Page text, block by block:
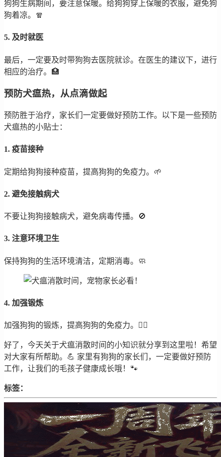
狗狗生病期间，要注意保暖。给狗狗穿上保暖的衣服，避免狗
狗着凉。🧣
5. 及时就医
最后，一定要及时带狗狗去医院就诊。在医生的建议下，进行
相应的治疗。🏥
预防犬瘟热，从点滴做起
预防胜于治疗，家长们一定要做好预防工作。以下是一些预防
犬瘟热的小贴士：
1. 疫苗接种
定期给狗狗接种疫苗，提高狗狗的免疫力。🌱
2. 避免接触病犬
不要让狗狗接触病犬，避免病毒传播。🚫
3. 注意环境卫生
保持狗狗的生活环境清洁，定期消毒。🧼
4. 加强锻炼
加强狗狗的锻炼，提高狗狗的免疫力。🏋️‍♀️
好了，今天关于犬瘟消散时间的小知识就分享到这里啦！希望
对大家有所帮助。💪 家里有狗狗的家长们，一定要做好预防
工作，让我们的毛孩子健康成长哦！🐾
标签：